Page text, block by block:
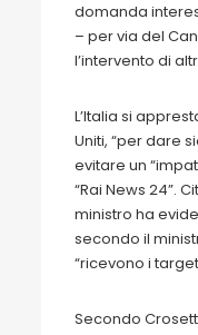
domanda
– per via del
l’intervento di
L’Italia si
Uniti, “per dare
evitare un
“Rai News 24”.
ministro ha
secondo il
“ricevono i
Secondo